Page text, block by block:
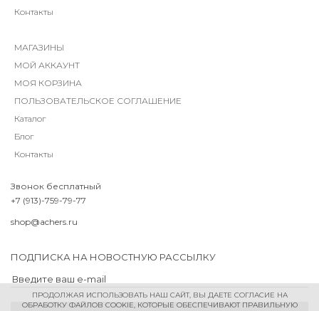
Контакты
МАГАЗИНЫ
МОЙ АККАУНТ
МОЯ КОРЗИНА
ПОЛЬЗОВАТЕЛЬСКОЕ СОГЛАШЕНИЕ
Каталог
Блог
Контакты
Звонок бесплатный
+7 (913)-759-79-77
shop@achers.ru
ПОДПИСКА НА НОВОСТНУЮ РАССЫЛКУ
ПРОДОЛЖАЯ ИСПОЛЬЗОВАТЬ НАШ САЙТ, ВЫ ДАЕТЕ СОГЛАСИЕ НА
ОБРАБОТКУ ФАЙЛОВ COOKIE, КОТОРЫЕ ОБЕСПЕЧИВАЮТ ПРАВИЛЬНУЮ